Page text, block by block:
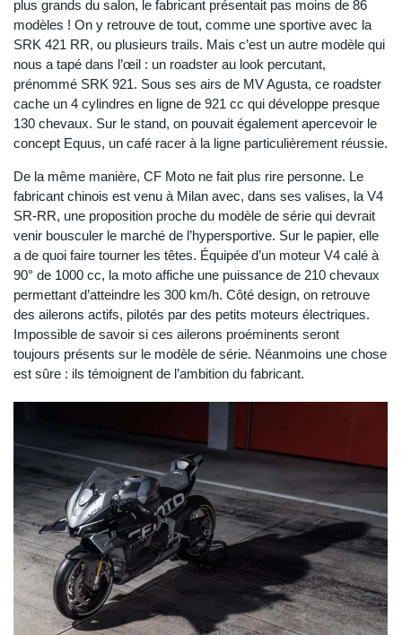
plus grands du salon, le fabricant présentait pas moins de 86
modèles ! On y retrouve de tout, comme une sportive avec la
SRK 421 RR, ou plusieurs trails. Mais c’est un autre modèle qui
nous a tapé dans l’œil : un roadster au look percutant,
prénommé SRK 921. Sous ses airs de MV Agusta, ce roadster
cache un 4 cylindres en ligne de 921 cc qui développe presque
130 chevaux. Sur le stand, on pouvait également apercevoir le
concept Equus, un café racer à la ligne particulièrement réussie.
De la même manière, CF Moto ne fait plus rire personne. Le
fabricant chinois est venu à Milan avec, dans ses valises, la V4
SR-RR, une proposition proche du modèle de série qui devrait
venir bousculer le marché de l’hypersportive. Sur le papier, elle
a de quoi faire tourner les têtes. Équipée d’un moteur V4 calé à
90° de 1000 cc, la moto affiche une puissance de 210 chevaux
permettant d’atteindre les 300 km/h. Côté design, on retrouve
des ailerons actifs, pilotés par des petits moteurs électriques.
Impossible de savoir si ces ailerons proéminents seront
toujours présents sur le modèle de série. Néanmoins une chose
est sûre : ils témoignent de l’ambition du fabricant.